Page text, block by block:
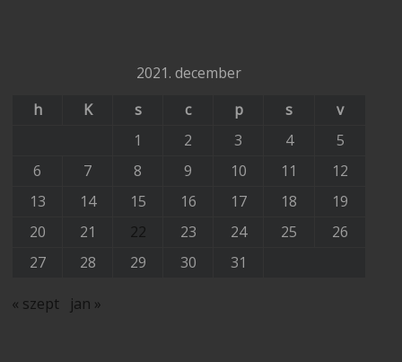
2021. december
h
K s c p s
v
1
2 3 4
5
6
7 8 9 10 11
12
13
14 15 16 17 18
19
20
21 22 23 24 25
26
27
28 29 30 31
« szept jan »